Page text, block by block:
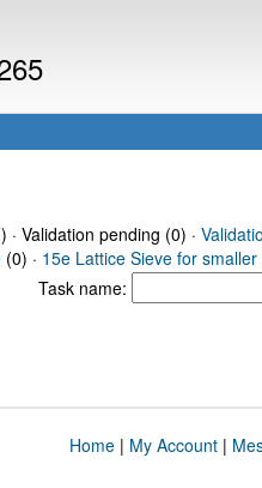
· Validation pending (0) ·
(0) · 15e Lattice Sieve for
Task name:
Home| My Account|